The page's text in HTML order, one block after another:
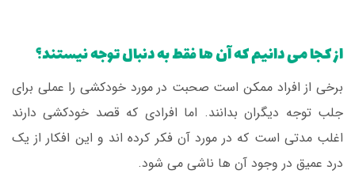
از کجا می دانیم که آن ها فقط به دنبال توجه نیستند؟
برخی از افراد ممکن است صحبت در مورد خودکشی را عملی برای
جلب توجه دیگران بدانند. اما افرادی که قصد خودکشی دارند
اغلب مدتی است که در مورد آن فکر کرده اند و این افکار از یک
درد عمیق در وجود آن ها ناشی می شود.